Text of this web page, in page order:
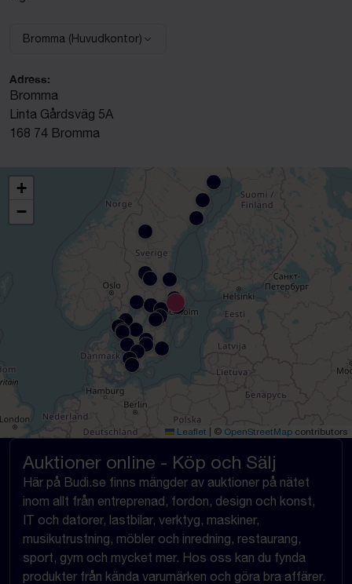
Välj anläggning:
Bromma (Huvudkontor)
Adress:
Bromma
Linta Gårdsväg 5A
168 74 Bromma
+
−
Leaflet © OpenStreetMap contributors
Auktioner online - Köp och Sälj
Här på Budi.se finns mängder av auktioner på nätet
inom allt från entreprenad, fordon, design och konst,
IT och datorer, lastbilar, verktyg, maskiner,
musikutrustning, möbler och inredning, restaurang,
sport, gym och mycket mer. Hos oss kan du fynda
produkter från kända varumärken och göra bra affärer.